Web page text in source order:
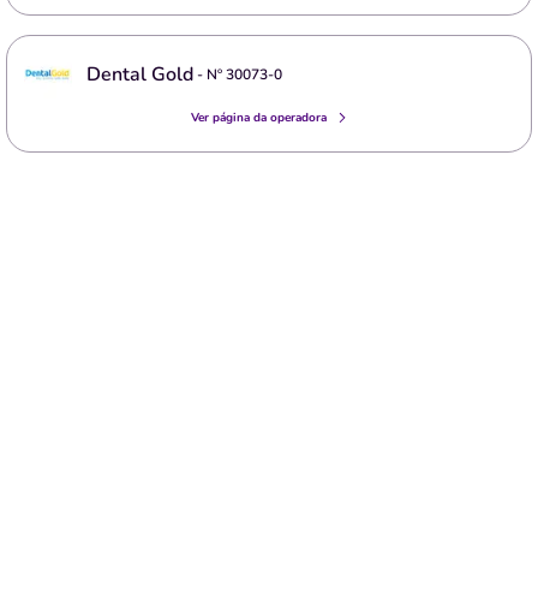
Dental Gold- Nº30073-0
Ver página da operadora